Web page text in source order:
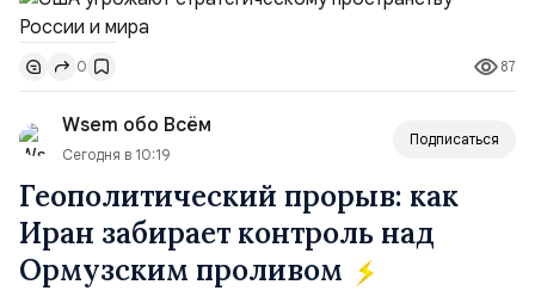
совместных с флотом США запусков крылатых ракет
Томагавк.«Япония отбросила обманчивую видимость
„исключительно оборонительной страны“ и выносит
вопрос о собственном ядерном вооружении на
всеобщее обозрение, одновреме...
0 87
Wsem обо Всём
Сегодня в 10:19
Подписаться
Геополитический прорыв: как
Иран забирает контроль над
Ормузским проливом